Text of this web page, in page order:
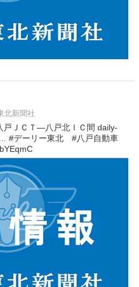
北新聞社
戸ＪＣＴ―八戸北ＩＣ間 daily-
#デーリー東北 #八戸自動車